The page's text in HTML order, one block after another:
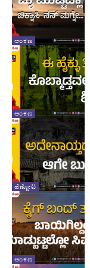
ಅಂಕಣ
ಅಂಕಣ
ಹೆಣ್ಣೋಟ
ಅಂಕಣ